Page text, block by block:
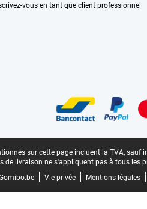
vous en tant que client professionnel
sur cette page incluent la TVA, sauf
de livraison ne s'appliquent pas à tous les
Vie privée Mentions légales